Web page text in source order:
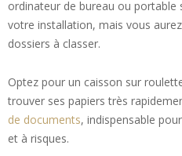
ordinateur de bureau ou
votre installation, mais vous
dossiers à classer.
Optez pour un caisson sur
trouver ses papiers très
de documents, indispensable
et à risques.